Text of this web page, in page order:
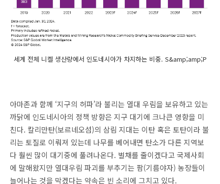
세계 전체 니켈 생산량에서 인도네시아가 차지하는 비중. S&amp;amp;P
아마존과 함께 ‘지구의 허파’라 불리는 열대 우림을 보유하고 있는
까닭에 인도네시아의 정책 방향은 지구 대기에 크나큰 영향을 미
친다. 칼리만탄(보르네오섬)의 삼림 지대는 이탄 혹은 토탄이라 불
리는 토질로 이뤄져 있는데 나무를 베어내면 탄소가 다른 지역보
다 훨씬 많이 대기중에 풀려나온다. 벌채를 줄이겠다고 국제사회
에 말해왔지만 열대우림 파괴를 부추기는 팜(기름야자) 농장들이
늘어나는 것을 막겠다는 약속은 빈 소리에 그치고 있다.